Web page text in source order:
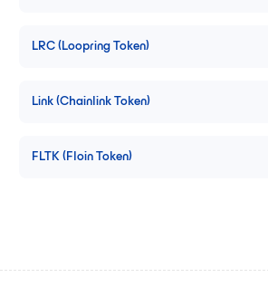
LRC (Loopring Token)
Link (Chainlink Token)
FLTK (Floin Token)